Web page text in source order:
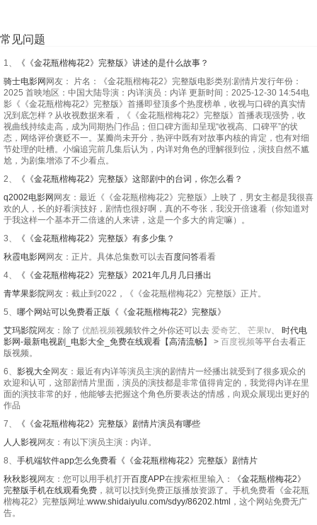
常见问题
1、
《《金花瓶楷梅花2》完整版》讲述的是什么故事？
骑士电影网网友： 片名：《金花瓶楷梅花2》完整版电影类别:剧情片发行年份：
2025 首映地区：中国大陆导演：内详演员：内详 更新时间：2025-12-30 14:54电
影《《金花瓶楷梅花2》完整版》首播即登顶多个热度榜单，收视与口碑的真实情
况到底怎样？从收视数据来看，《《金花瓶楷梅花2》完整版》首播表现强势，收
视曲线持续走高，成为同期热门作品；但口碑方面却呈现“收视高、口碑平”的状
态，网络评价褒贬不一。某瓣尚未开分，热评中既有对故事内核的肯定，也有对细
节处理的吐槽。小编追完前几集后认为，内详对角色的理解很到位，演技自然不尴
尬，为剧集增添了不少看点。
2、
《《金花瓶楷梅花2》完整版》这部剧中的台词，你怎么看？
q2002电影网网友：最近《《金花瓶楷梅花2》完整版》上映了，男女主都是我很喜
欢的人，长的好看演技好，剧情也很好啊，真的不夸张，我没开倍速看（你知道对
于我这样一个基本开二倍速的人来讲，这是一个多大的肯定嘛）。
3、
《《金花瓶楷梅花2》完整版》有多少集？
秋霞电影网网友：正片。具体总集数可以去百度问答看看
4、
《《金花瓶楷梅花2》完整版》2021年几月几日播出
青苹果影院网友：截止到2022，《《金花瓶楷梅花2》完整版》正片。
5、 哪个网站可以免费看正版《《金花瓶楷梅花2》完整版》
艾玛影院网友：除了 优酷视频视频软件之外你还可以去 爱奇艺、 芒果tv、 时代电
影网-最新电视剧_电影大全_免费在线观看【高清流畅】 > 百度视频等平台去看正
版视频。
6、 影视大全网友：最近有内详等演员主演的剧情片一经播出就受到了很多观众的
欢迎和认可，这部剧情片里面，演员的演技都是非常值得肯定的，我觉得内详在里
面的演技非常的好，他能够去把握这个角色所要表达的情感，向观众展现出更好的
作品
7、
《《金花瓶楷梅花2》完整版》剧情片演员有哪些
人人影视网友：有以下演员主演：内详。
8、 手机端软件app怎么免费看《《金花瓶楷梅花2》完整版》剧情片
秋秋影视网友：您可以用手机打开百度APP在搜索框里输入：
《金花瓶楷梅花2》
完整版手机在线观看免费 ，就可以找到免费正版播放资源了。手机免费看《金花瓶
楷梅花2》完整版网址:www.shidaiyulu.com/sdyy/86202.html ，这个网站免费无广
告。